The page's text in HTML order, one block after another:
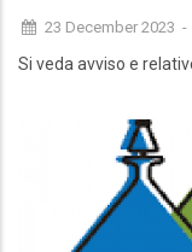
23 December 2023 -
Si veda avviso e